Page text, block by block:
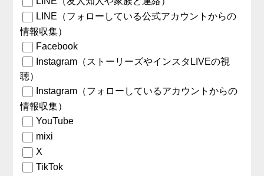
LINE（フォローしている公式アカウントからの
情報収集）
Facebook
Instagram（ストーリーズやインスタLIVEの視
聴）
Instagram（フォローしているアカウントからの
情報収集）
YouTube
mixi
X
TikTok